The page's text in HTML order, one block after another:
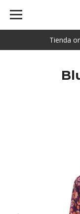
Tienda